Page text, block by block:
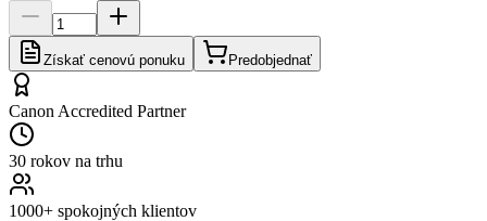
Získať cenovú ponuku Predobjednať
Canon Accredited Partner
30 rokov na trhu
1000+ spokojných klientov